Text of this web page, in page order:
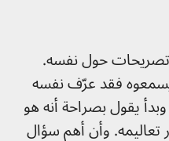
تصريحات حول نفسه.
فقد عرّف نفسه
يقول بصراحة أنه هو
تعاليمه. وأن أهم سؤال